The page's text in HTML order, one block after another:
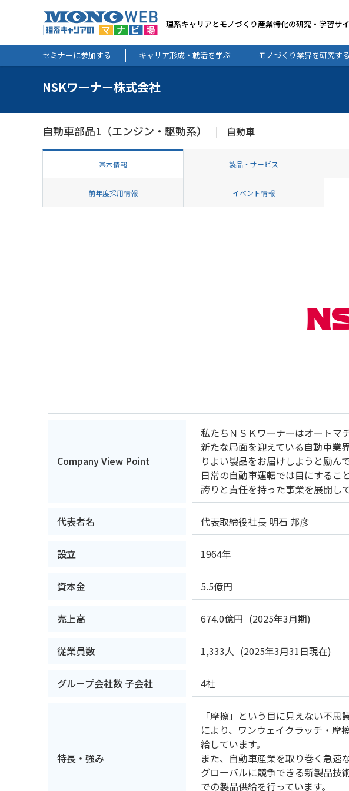
理系キャリアとモノづくり産業特化の研究・学習サ
セミナーに参加する キャリア形成・就活を学ぶ モノづくり業界を研究する
NSKワーナー株式会社
自動車部品1（エンジン・駆動系） 自動車
基本情報 製品・サービス
前年度採用情報 イベント情報
Company View Point
私たちＮＳＫワーナーはオートマ
新たな局面を迎えている自動車業
りよい製品をお届けしようと励んで
日常の自動車運転では目にするこ
誇りと責任を持った事業を展開して
代表者名 代表取締役社長 明石 邦彦
設立 1964年
資本金 5.5億円
売上高 674.0億円 (2025年3月期)
従業員数 1,333人 (2025年3月31日現在)
グループ会社数 子会社 4社
特長・強み
「摩擦」という目に見えない不
により、ワンウェイクラッチ・摩
給しています。
また、自動車産業を取り巻く急速
グローバルに競争できる新製品技
での製品供給を行っています。